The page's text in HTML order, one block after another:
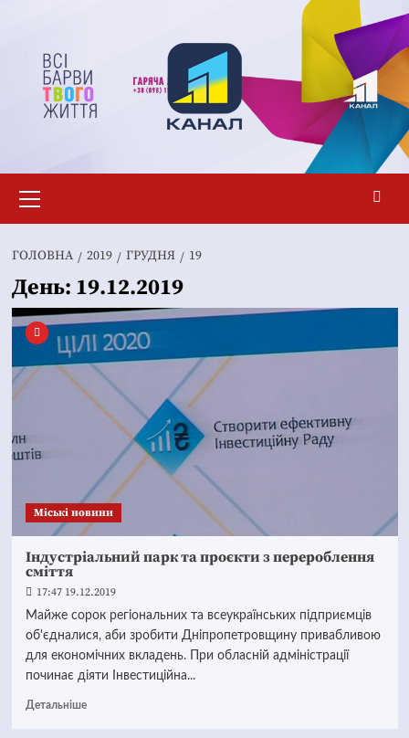
вмісту
меню
ГОЛОВНА 2019 ГРУДНЯ 19
День: 19.12.2019
Mіські новини
Індустріальний парк та проєкти з перероблення
сміття
17:47 19.12.2019
Майже сорок регіональних та всеукраїнських підприємців
об'єдналися, аби зробити Дніпропетровщину привабливою
для економічних вкладень. При обласній адміністрації
починає діяти Інвестиційна...
Детальніше